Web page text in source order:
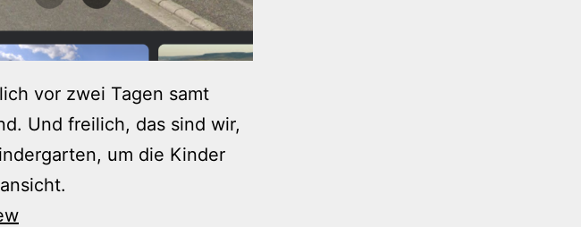
vor zwei Tagen samt
Und freilich, das sind wir,
um die Kinder